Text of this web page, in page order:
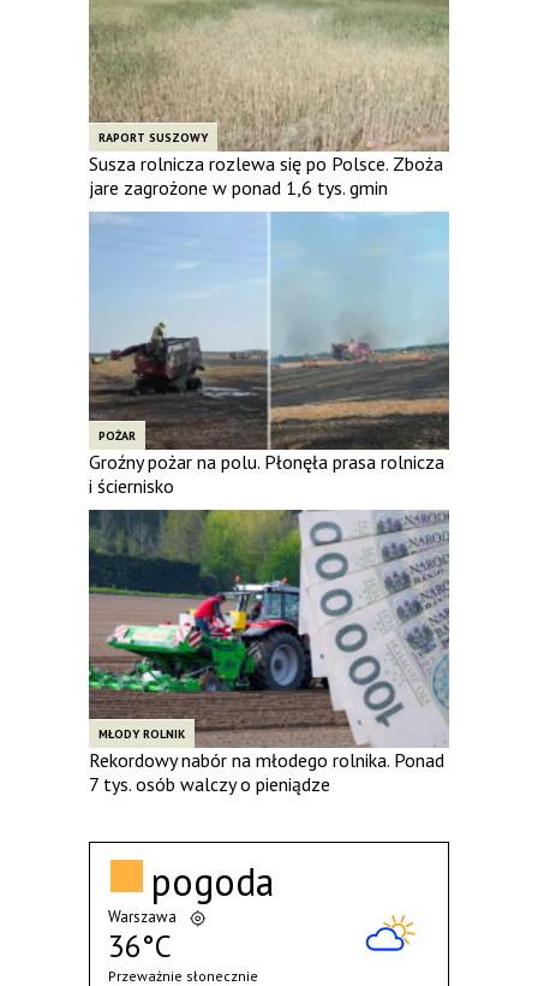
RAPORT SUSZOWY
Susza rolnicza rozlewa się po Polsce. Zboża
jare zagrożone w ponad 1,6 tys. gmin
POŻAR
Groźny pożar na polu. Płonęła prasa rolnicza
i ściernisko
MŁODY ROLNIK
Rekordowy nabór na młodego rolnika. Ponad
7 tys. osób walczy o pieniądze
pogoda
Warszawa
36°C
Przeważnie słonecznie